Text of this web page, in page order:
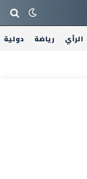
الرأي رياضة دولية